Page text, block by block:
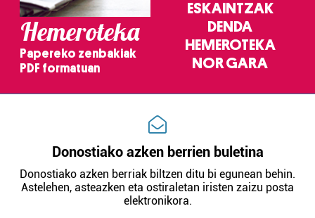
Hemeroteka
Papereko zenbakiak
PDF formatuan
ESKAINTZAK
DENDA
HEMEROTEKA
NOR GARA
Donostiako azken berrien buletina
Donostiako azken berriak biltzen ditu bi egunean behin.
Astelehen, asteazken eta ostiraletan iristen zaizu posta
elektronikora.